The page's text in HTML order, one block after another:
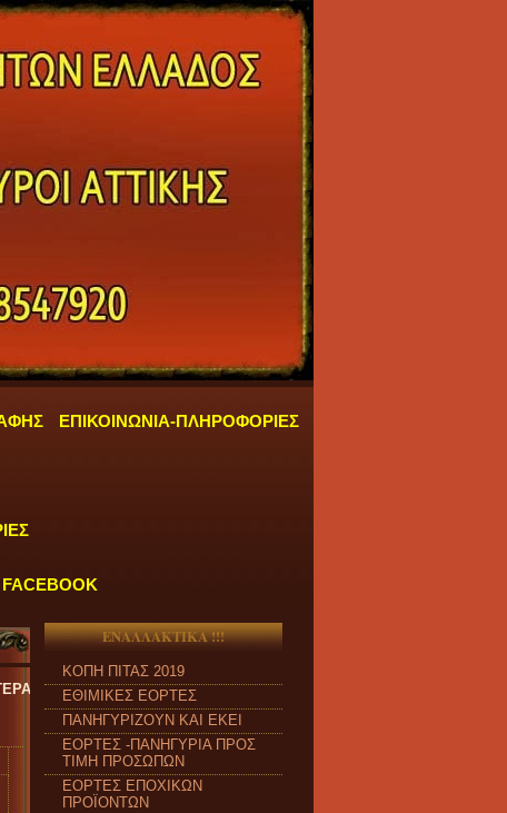
ΕΠΙΚΟΙΝΩΝΙΑ-ΠΛΗΡΟΦΟΡΙΕΣ
FACEBOOK
και από ώρα 09:00 π.μ. έως 04:00 μ.μ.
ΕΝΑΛΛΑΚΤΙΚΑ !!!
ΚΟΠΗ ΠΙΤΑΣ 2019
ΕΘΙΜΙΚΕΣ ΕΟΡΤΕΣ
ΠΑΝΗΓΥΡΙΖΟΥΝ ΚΑΙ ΕΚΕΙ
ΕΟΡΤΕΣ -ΠΑΝΗΓΥΡΙΑ ΠΡΟΣ
ΤΙΜΗ ΠΡΟΣΩΠΩΝ
ΕΟΡΤΕΣ ΕΠΟΧΙΚΩΝ
ΠΡΟΪΟΝΤΩΝ